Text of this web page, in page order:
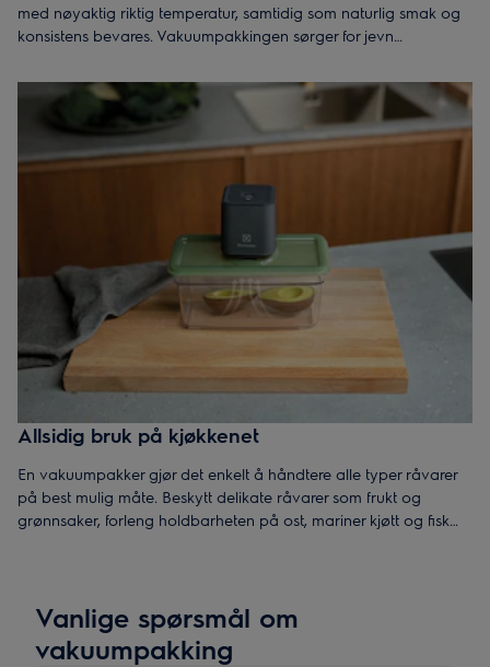
med nøyaktig riktig temperatur, samtidig som naturlig smak og
konsistens bevares. Vakuumpakkingen sørger for jevn
både farge og tekstur – perfekt for måltider med
restaurantkvalitet hjemme.
Allsidig bruk på kjøkkenet
En vakuumpakker gjør det enkelt å håndtere alle typer råvarer
på best mulig måte. Beskytt delikate råvarer som frukt og
grønnsaker, forleng holdbarheten på ost, mariner kjøtt og fisk
Vanlige spørsmål om
vakuumpakking